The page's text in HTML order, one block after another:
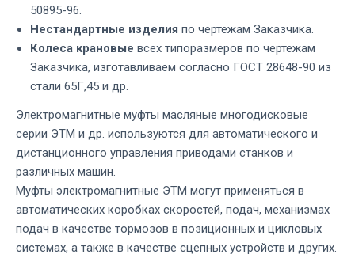
50895-96.
Нестандартные изделия по чертежам Заказчика.
Колеса крановые всех типоразмеров по чертежам
Заказчика, изготавливаем согласно ГОСТ 28648-90 из
стали 65Г,45 и др.
Электромагнитные муфты масляные многодисковые
серии ЭТМ и др. используются для автоматического и
дистанционного управления приводами станков и
различных машин.
Муфты электромагнитные ЭТМ могут применяться в
автоматических коробках скоростей, подач, механизмах
подач в качестве тормозов в позиционных и цикловых
системах, а также в качестве сцепных устройств и других.